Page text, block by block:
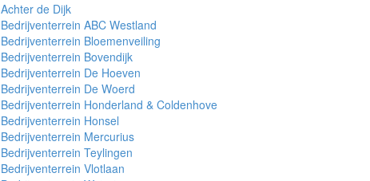
Achter de Dijk
Bedrijventerrein ABC Westland
Bedrijventerrein Bloemenveiling
Bedrijventerrein Bovendijk
Bedrijventerrein De Hoeven
Bedrijventerrein De Woerd
Bedrijventerrein Honderland & Coldenhove
Bedrijventerrein Honsel
Bedrijventerrein Mercurius
Bedrijventerrein Teylingen
Bedrijventerrein Vlotlaan